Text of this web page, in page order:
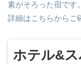
素がそろった宿です。
詳細はこちらからご
ホテル&